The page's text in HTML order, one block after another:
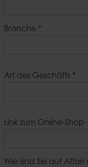
Branche *
Art des Geschäfts *
Link zum Online-Shop
Wie sind Sie auf